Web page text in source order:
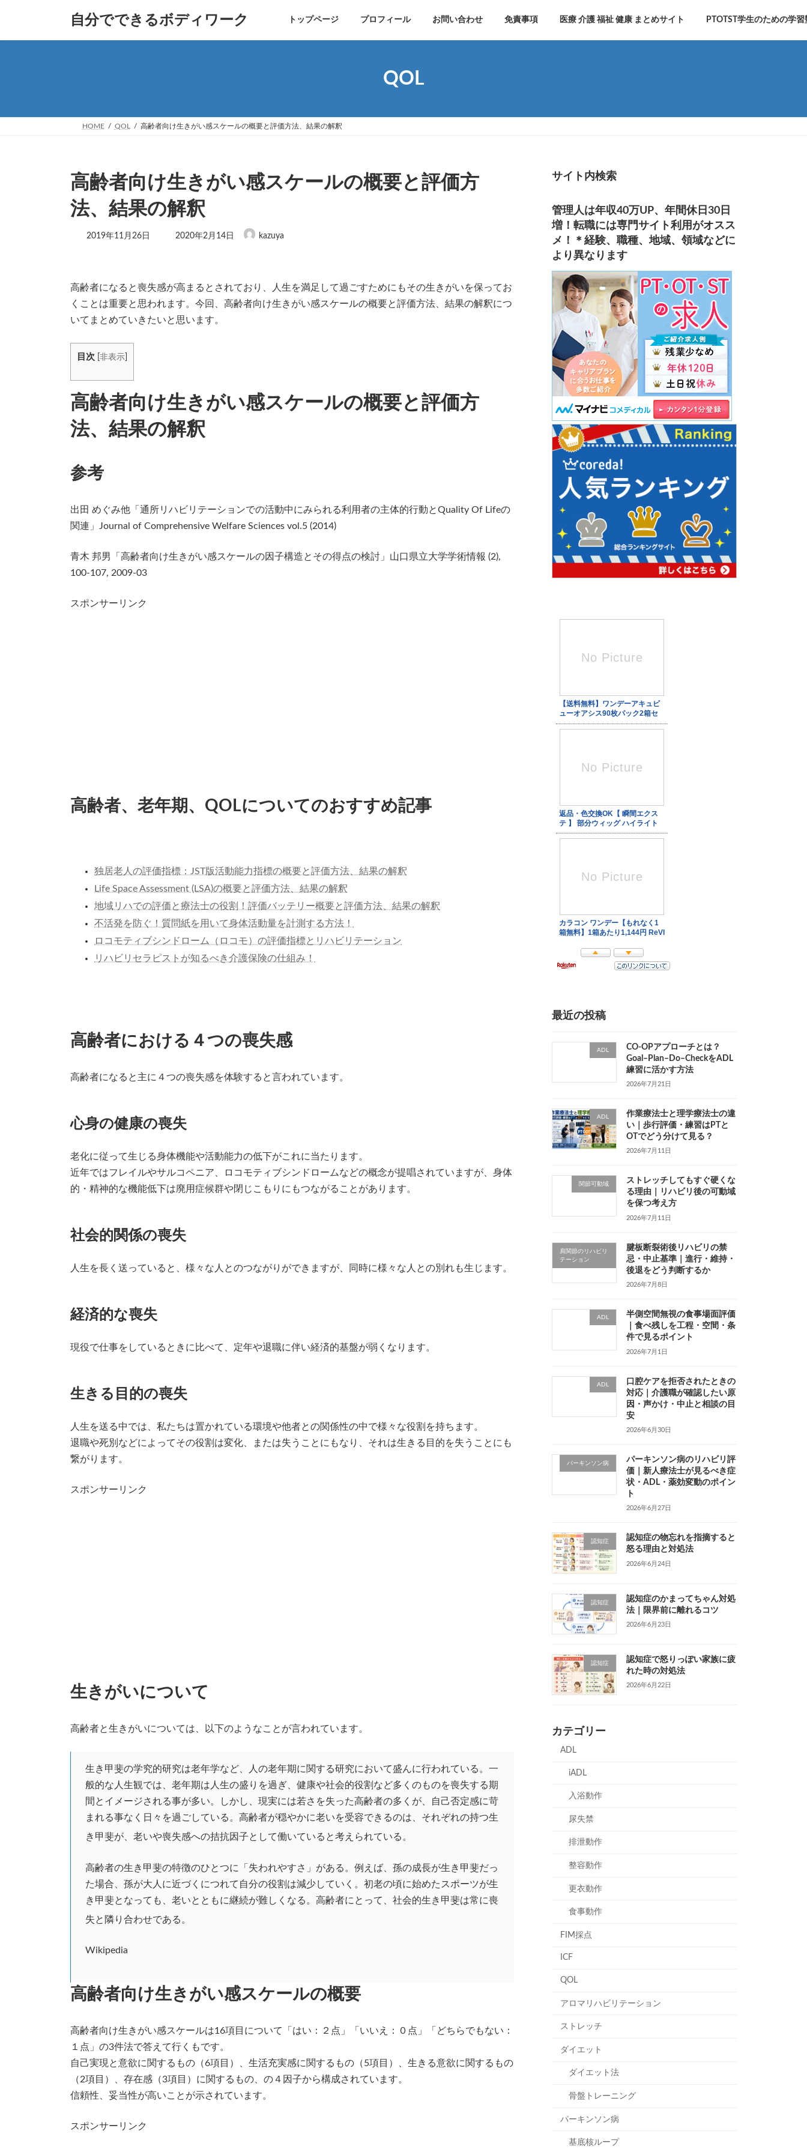
ン
プ
ー
動
自分でできるボディワーク トップページ プロフィール お問い合わせ 免責事項 医療 介護 福祉 健康 まとめサイト PTOTST学生のための学習
QOL
HOME QOL 高齢者向け生きがい感スケールの概要と評価方法、結果の解釈
高齢者向け生きがい感スケールの概要と評価方
法、結果の解釈
2019年11月26日
最
時
2020年2月14日 kazuya
高齢者になると喪失感が高まるとされており、人生を満足して過ごすためにもその生きがいを保ってお
くことは重要と思われます。今回、高齢者向け生きがい感スケールの概要と評価方法、結果の解釈につ
いてまとめていきたいと思います。
目次 非表示
高齢者向け生きがい感スケールの概要と評価方
法、結果の解釈
参考
出田 めぐみ他「通所リハビリテーションでの活動中にみられる利用者の主体的行動とQuality Of Lifeの
関連」Journal of Comprehensive Welfare Sciences vol.5 (2014)
青木 邦男「高齢者向け生きがい感スケールの因子構造とその得点の検討」 山口県立大学学術情報 (2),
100-107, 2009-03
スポンサーリンク
高齢者、老年期、QOLについてのおすすめ記事
独居老人の評価指標：JST版活動能力指標の概要と評価方法、結果の解釈
Life Space Assessment (LSA)の概要と評価方法、結果の解釈
地域リハでの評価と療法士の役割！評価バッテリー概要と評価方法、結果の解釈
不活発を防ぐ！質問紙を用いて身体活動量を計測する方法！
ロコモティブシンドローム（ロコモ）の評価指標とリハビリテーション
リハビリセラピストが知るべき介護保険の仕組み！
高齢者における４つの喪失感
高齢者になると主に４つの喪失感を体験すると言われています。
心身の健康の喪失
老化に従って生じる身体機能や活動能力の低下がこれに当たります。
近年ではフレイルやサルコペニア、ロコモティブシンドロームなどの概念が提唱されていますが、身体
的・精神的な機能低下は廃用症候群や閉じこもりにもつながることがあります。
社会的関係の喪失
人生を長く送っていると、様々な人とのつながりができますが、同時に様々な人との別れも生じます。
経済的な喪失
現役で仕事をしているときに比べて、定年や退職に伴い経済的基盤が弱くなります。
生きる目的の喪失
人生を送る中では、私たちは置かれている環境や他者との関係性の中で様々な役割を持ちます。
退職や死別などによってその役割は変化、または失うことにもなり、それは生きる目的を失うことにも
繋がります。
スポンサーリンク
生きがいについて
高齢者と生きがいについては、以下のようなことが言われています。
生き甲斐の学究的研究は老年学など、人の老年期に関する研究において盛んに行われている。一
般的な人生観では、老年期は人生の盛りを過ぎ、健康や社会的役割など多くのものを喪失する期
間とイメージされる事が多い。しかし、現実には若さを失った高齢者の多くが、自己否定感に苛
まれる事なく日々を過ごしている。高齢者が穏やかに老いを受容できるのは、それぞれの持つ生
き甲斐が、老いや喪失感への拮抗因子として働いていると考えられている。
高齢者の生き甲斐の特徴のひとつに「失われやすさ」がある。例えば、孫の成長が生き甲斐だっ
た場合、孫が大人に近づくにつれて自分の役割は減少していく。初老の頃に始めたスポーツが生
き甲斐となっても、老いとともに継続が難しくなる。高齢者にとって、社会的生き甲斐は常に喪
失と隣り合わせである 。
Wikipedia
高齢者向け生きがい感スケールの概要
高齢者向け生きがい感スケールは16項目について「はい：２点」「いいえ：０点」「どちらでもない：
１点」の3件法で答えて行くもです。
自己実現と意欲に関するもの（6項目）、生活充実感に関するもの（5項目）、生きる意欲に関するもの
（2項目）、存在感（3項目）に関するもの、の４因子から構成されています。
信頼性、妥当性が高いことが示されています。
スポンサーリンク
サイト内検索
管理人は年収40万UP、年間休日30日
増！転職には専門サイト利用がオスス
メ！＊経験、職種、地域、領域などに
より異なります
最近の投稿
ADL
CO-OPアプローチとは？
Goal–Plan–Do–CheckをADL
練習に活かす方法
2026年7月21日
ADL
作業療法士と理学療法士の違
い｜歩行評価・練習はPTと
OTでどう分けて見る？
2026年7月11日
関節可動域
ストレッチしてもすぐ硬くな
る理由｜リハビリ後の可動域
を保つ考え方
2026年7月11日
肩関節のリハビリ
テーション
腱板断裂術後リハビリの禁
忌・中止基準｜進行・維持・
後退をどう判断するか
2026年7月8日
ADL
半側空間無視の食事場面評価
｜食べ残しを工程・空間・条
件で見るポイント
2026年7月1日
ADL
口腔ケアを拒否されたときの
対応｜介護職が確認したい原
因・声かけ・中止と相談の目
安
2026年6月30日
パーキンソン病
パーキンソン病のリハビリ評
価｜新人療法士が見るべき症
状・ADL・薬効変動のポイン
ト
2026年6月27日
認知症
認知症の物忘れを指摘すると
怒る理由と対処法
2026年6月24日
認知症
認知症のかまってちゃん対処
法｜限界前に離れるコツ
2026年6月23日
認知症
認知症で怒りっぽい家族に疲
れた時の対処法
2026年6月22日
カテゴリー
ADL
iADL
入浴動作
尿失禁
排泄動作
整容動作
更衣動作
食事動作
FIM採点
ICF
QOL
アロマリハビリテーション
ストレッチ
ダイエット
ダイエット法
骨盤トレーニング
パーキンソン病
基底核ループ